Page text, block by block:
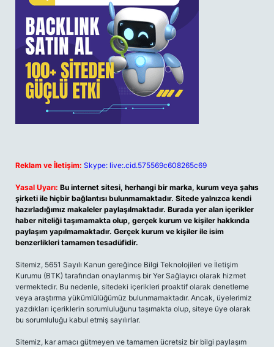
Reklam ve İletişim: Skype: live:.cid.575569c608265c69
Yasal Uyarı: Bu internet sitesi, herhangi bir marka, kurum veya şahıs
şirketi ile hiçbir bağlantısı bulunmamaktadır. Sitede yalnızca kendi
hazırladığımız makaleler paylaşılmaktadır. Burada yer alan içerikler
haber niteliği taşımamakta olup, gerçek kurum ve kişiler hakkında
paylaşım yapılmamaktadır. Gerçek kurum ve kişiler ile isim
benzerlikleri tamamen tesadüfidir.
Sitemiz, 5651 Sayılı Kanun gereğince Bilgi Teknolojileri ve İletişim
Kurumu (BTK) tarafından onaylanmış bir Yer Sağlayıcı olarak hizmet
vermektedir. Bu nedenle, sitedeki içerikleri proaktif olarak denetleme
veya araştırma yükümlülüğümüz bulunmamaktadır. Ancak, üyelerimiz
yazdıkları içeriklerin sorumluluğunu taşımakta olup, siteye üye olarak
bu sorumluluğu kabul etmiş sayılırlar.
Sitemiz, kar amacı gütmeyen ve tamamen ücretsiz bir bilgi paylaşım